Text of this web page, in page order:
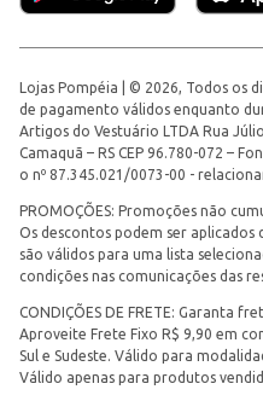
Lojas Pompéia | © 2026, Todos os
de pagamento válidos enquanto
Artigos do Vestuário LTDA Rua
Camaquã – RS CEP 96.780-072 –
o nº 87.345.021/0073-00 -
PROMOÇÕES: Promoções não
Os descontos podem ser
são válidos para uma lista
condições nas comunicações das
CONDIÇÕES DE FRETE: Garanta
Aproveite Frete Fixo R$ 9,90 em
Sul e Sudeste. Válido para
Válido apenas para produtos